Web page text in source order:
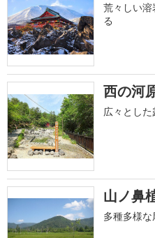
荒々しい
る
西の河
広々とし
山ノ鼻
多種多様